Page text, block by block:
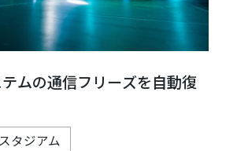
ムの通信フリーズを自動復
タジアム